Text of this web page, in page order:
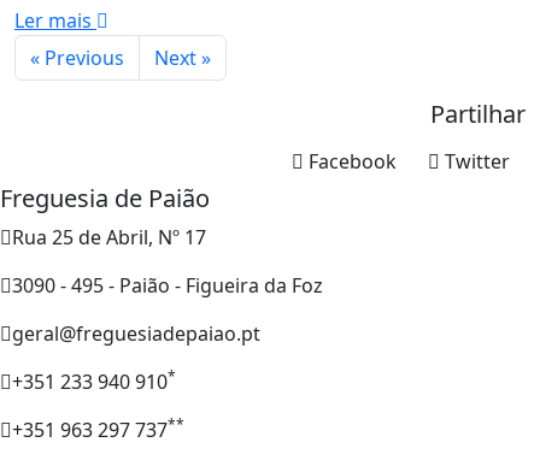
Ler mais
« Previous
Next »
Partilhar
Twitter
Facebook
Freguesia de Paião
Rua 25 de Abril, Nº 17
3090 - 495 - Paião - Figueira da Foz
geral@freguesiadepaiao.pt
+351 233 940 910*
+351 963 297 737**